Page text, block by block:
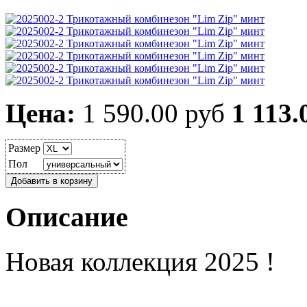
Цена: 1 590.00 руб 1
Размер
Пол
Описание
Новая коллекция 2025 !